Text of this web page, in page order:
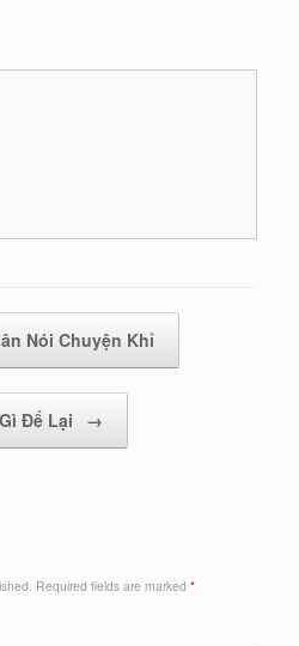
Nói Chuyện Khỉ
Để Lại →
Required fields are marked *